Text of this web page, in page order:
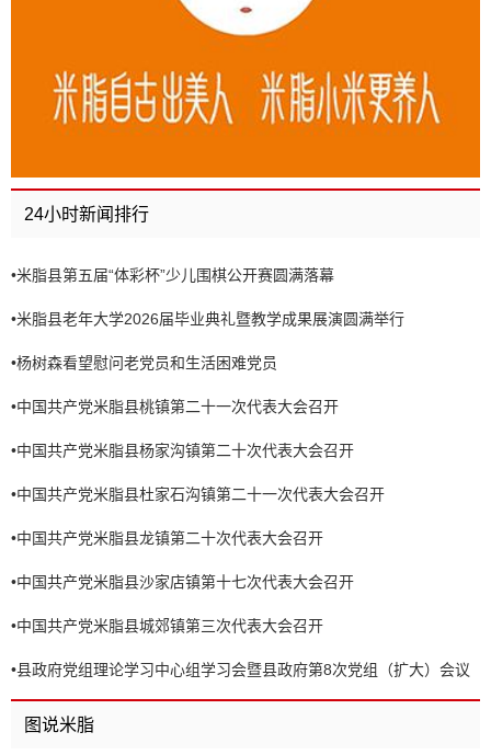
24小时新闻排行
•米脂县第五届“体彩杯”少儿围棋公开赛圆满落幕
•米脂县老年大学2026届毕业典礼暨教学成果展演圆满举行
•杨树森看望慰问老党员和生活困难党员
•中国共产党米脂县桃镇第二十一次代表大会召开
•中国共产党米脂县杨家沟镇第二十次代表大会召开
•中国共产党米脂县杜家石沟镇第二十一次代表大会召开
•中国共产党米脂县龙镇第二十次代表大会召开
•中国共产党米脂县沙家店镇第十七次代表大会召开
•中国共产党米脂县城郊镇第三次代表大会召开
•县政府党组理论学习中心组学习会暨县政府第8次党组（扩大）会议
召开
图说米脂